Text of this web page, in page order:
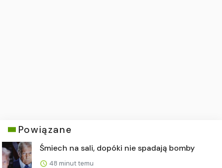
Powiązane
Śmiech na sali, dopóki nie spadają bomby
48 minut temu